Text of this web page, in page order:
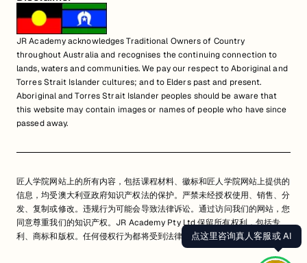
JR Academy acknowledges Traditional Owners of Country
throughout Australia and recognises the continuing connection to
lands, waters and communities. We pay our respect to Aboriginal and
Torres Strait Islander cultures; and to Elders past and present.
Aboriginal and Torres Strait Islander peoples should be aware that
this website may contain images or names of people who have since
passed away.
匠人学院网站上的所有内容，包括课程材料、徽标和匠人学院网站上提供的
信息，均受澳大利亚政府知识产权法的保护。严禁未经授权使用、销售、分
发、复制或修改。违规行为可能会导致法律诉讼。通过访问我们的网站，您
同意尊重我们的知识产权。JR Academy Pty Ltd 保留所有权利，包括专
利、商标和版权。任何侵权行为都将受到法律追究。查看用户协议
点这里咨询真人客服或 AI